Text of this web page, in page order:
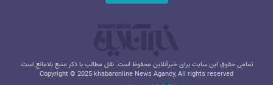
تمامی حقوق این سایت برای خبرآنلاین محفوظ است. نقل مطالب با ذکر منبع بلامانع است.
Copyright © 2025 khabaronline News Agancy, All rights reserved